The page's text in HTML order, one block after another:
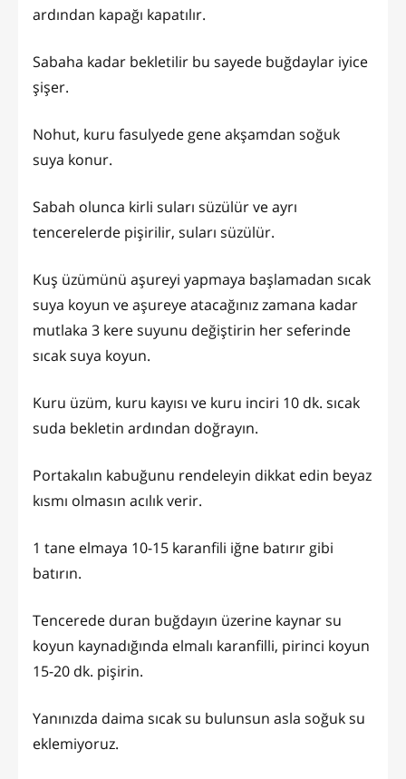
ardından kapağı kapatılır.
Sabaha kadar bekletilir bu sayede buğdaylar iyice
şişer.
Nohut, kuru fasulyede gene akşamdan soğuk
suya konur.
Sabah olunca kirli suları süzülür ve ayrı
tencerelerde pişirilir, suları süzülür.
Kuş üzümünü aşureyi yapmaya başlamadan sıcak
suya koyun ve aşureye atacağınız zamana kadar
mutlaka 3 kere suyunu değiştirin her seferinde
sıcak suya koyun.
Kuru üzüm, kuru kayısı ve kuru inciri 10 dk. sıcak
suda bekletin ardından doğrayın.
Portakalın kabuğunu rendeleyin dikkat edin beyaz
kısmı olmasın acılık verir.
1 tane elmaya 10-15 karanfili iğne batırır gibi
batırın.
Tencerede duran buğdayın üzerine kaynar su
koyun kaynadığında elmalı karanfilli, pirinci koyun
15-20 dk. pişirin.
Yanınızda daima sıcak su bulunsun asla soğuk su
eklemiyoruz.